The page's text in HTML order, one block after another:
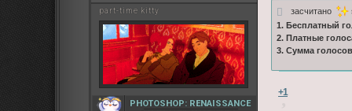
part-time kitty
PHOTOSHOP: RENAISSANCE
засчитано
1. Бесплатный
2. Платные
3. Сумма
+1